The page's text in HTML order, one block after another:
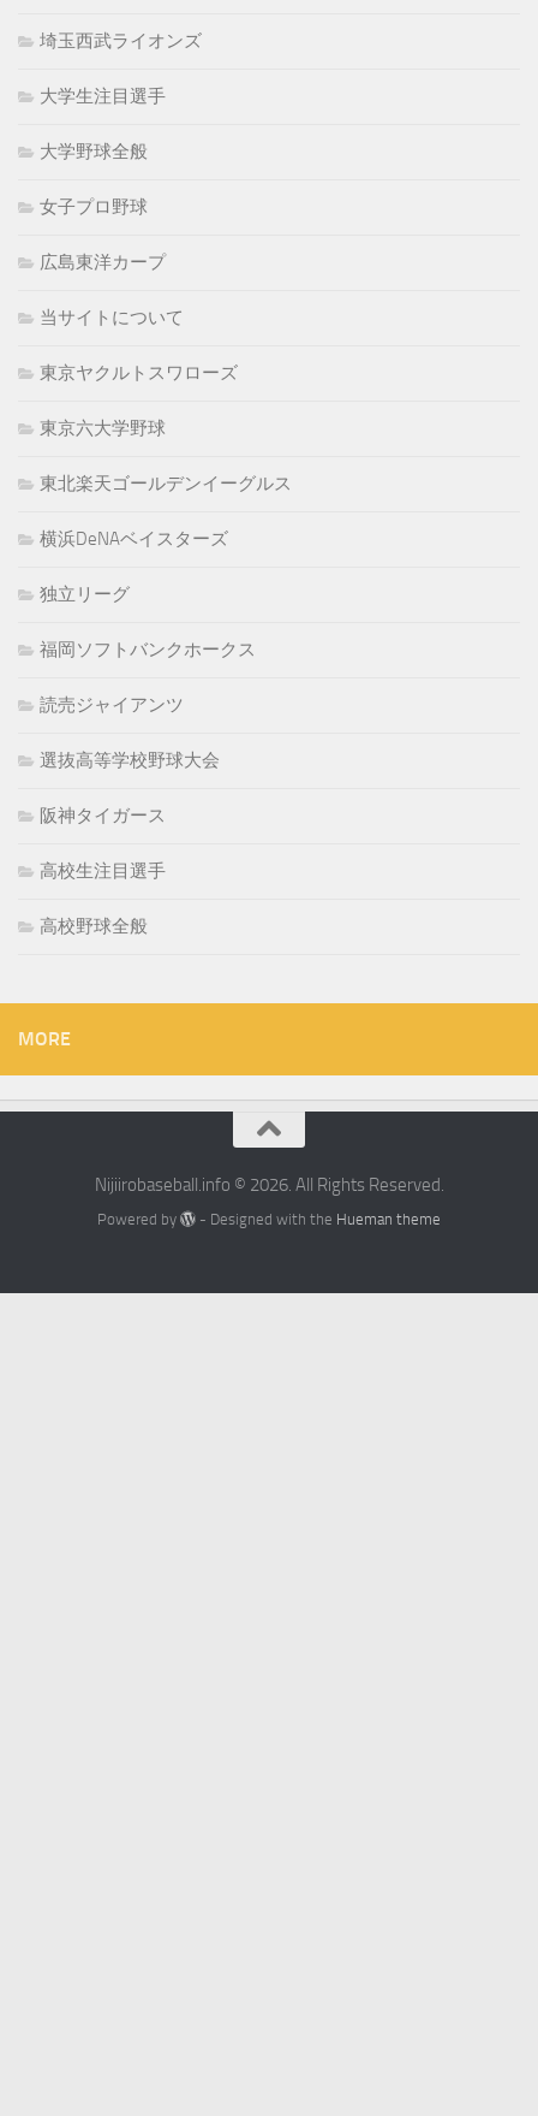
埼玉西武ライオンズ
大学生注目選手
大学野球全般
女子プロ野球
広島東洋カープ
当サイトについて
東京ヤクルトスワローズ
東京六大学野球
東北楽天ゴールデンイーグルス
横浜DeNAベイスターズ
独立リーグ
福岡ソフトバンクホークス
読売ジャイアンツ
選抜高等学校野球大会
阪神タイガース
高校生注目選手
高校野球全般
MORE
Nijiirobaseball.info © 2026. All Rights Reserved.
Powered by - Designed with the Hueman theme